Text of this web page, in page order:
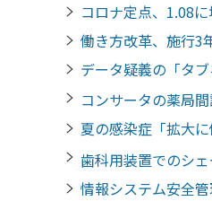
コロナ定点、
働き方改革、施行
データ疑義の「タ
コンサータの薬局
夏の感染症「拡大
歯科用装置でのシ
情報システム安全